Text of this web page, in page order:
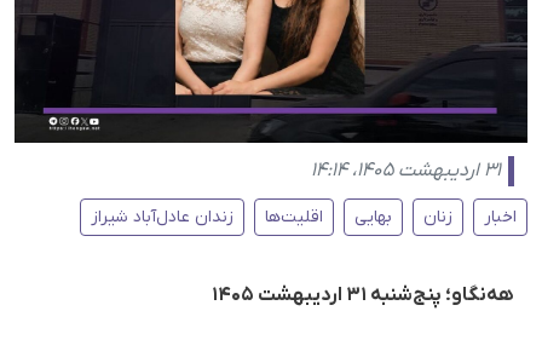
۳۱ اردیبهشت ۱۴۰۵، ۱۴:۱۴
اخبار زنان بهایی اقلیت‌ها زندان عادل‌آباد شیراز
هه‌نگاو؛ پنج‌شنبه ۳۱ اردیبهشت ۱۴۰۵